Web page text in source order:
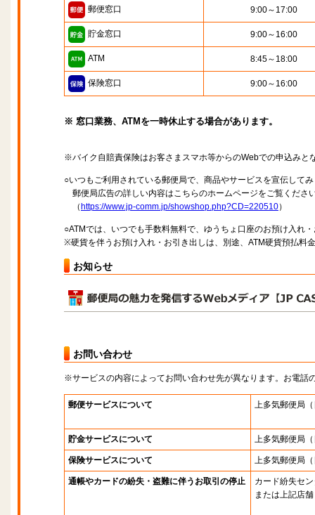
郵便窓口 9:00～17:00
貯金窓口 9:00～16:00
ATM 8:45～18:00
保険窓口 9:00～16:00
※ 窓口業務、ATMを一時休止する場合があります。
※バイク自賠責保険はお客さまスマホ等からのWebでの申込みと
○いつもご利用されている郵便局で、商品やサービスを宣伝して
郵便局広告の詳しい内容はこちらのホームページをご覧くださ
（ https://www.jp-comm.jp/showshop.php?CD=220510）
○ATMでは、いつでも手数料無料で、ゆうちょ口座のお預け入れ
※硬貨を伴うお預け入れ・お引き出しは、別途、ATM硬貨預払料
お知らせ
お問い合わせ
※サービスの内容によってお問い合わせ先が異なります。お電話
郵便サービスについて 上多気郵便局
貯金サービスについて 上多気郵便局
保険サービスについて 上多気郵便局
通帳やカードの紛失・盗難に伴うお取引の停止
カード紛失セ
または上記店舗